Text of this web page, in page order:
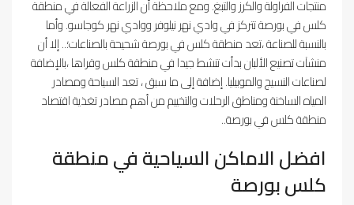
منتجات الفراولة والكرز والتبغ. ومع ملاحظة أن الزراعة الفعالة في منطقة
كلس في بورصة تتركز في وادي نهر نيلوفر ووادي نهر كوجاسو. وأما
بالنسبة للصناعة ،تعد منطقة كلس في بورصة شحيحة بالصناعات؛.. إلا أن
منشآت تصنيع الألبان بدأت تنشط جيدا في منطقة كلس وقراها ،بالإضافة
لصناعات النسيج والموبيليا. إضافة إلى ما سبق ، تعد السياحة ومصادر
المياه الساخنة ومناطق الرحلات والتخييم من أهم مصادر تغذية اقتصاد
منطقة كلس في بورصة..
افضل الاماكن السياحية في منطقة
كلس بورصة